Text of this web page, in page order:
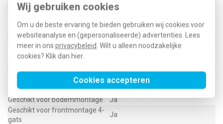
Wij gebruiken cookies
Om u de beste ervaring te bieden gebruiken wij cookies voor
websiteanalyse en (gepersonaliseerde) advertenties. Lees
meer in ons privacybeleid . Wilt u alleen noodzakelijke
cookies? Klik dan hier
Cookies accepteren
noodstopinrichting
bedieningselement
Tuimelaar
Uitvoering als hoofdschakelaar
Nee
Uitvoering als
veiligheidsschakelaar
Nom. vermogen, AC-23, 400 V
7.500 Kilowatt
Kleur bedieningselement
Grijs
Geschikt voor bodemmontage
Ja
Geschikt voor frontmontage 4-
gats
Ja